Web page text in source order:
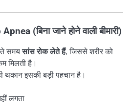
(बिना जाने होने वाली बीमारी)
समयसांस रोक लेते हैं, जिससे शरीर को
मिलती है।
थकान इसकी बड़ी पहचान है।
लगता